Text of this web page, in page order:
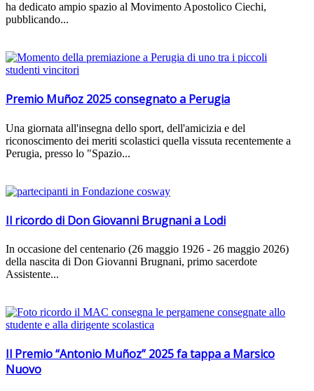
ha dedicato ampio spazio al Movimento Apostolico Ciechi,
pubblicando...
Premio Muñoz 2025 consegnato a Perugia
Una giornata all'insegna dello sport, dell'amicizia e del
riconoscimento dei meriti scolastici quella vissuta recentemente a
Perugia, presso lo "Spazio...
Il ricordo di Don Giovanni Brugnani a Lodi
In occasione del centenario (26 maggio 1926 - 26 maggio 2026)
della nascita di Don Giovanni Brugnani, primo sacerdote
Assistente...
Il Premio “Antonio Muñoz” 2025 fa tappa a Marsico
Nuovo